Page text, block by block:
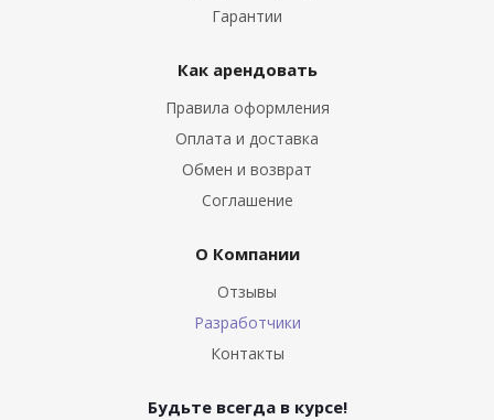
Гарантии
Как арендовать
Правила оформления
Оплата и доставка
Обмен и возврат
Соглашение
О Компании
Отзывы
Разработчики
Контакты
Будьте всегда в курсе!